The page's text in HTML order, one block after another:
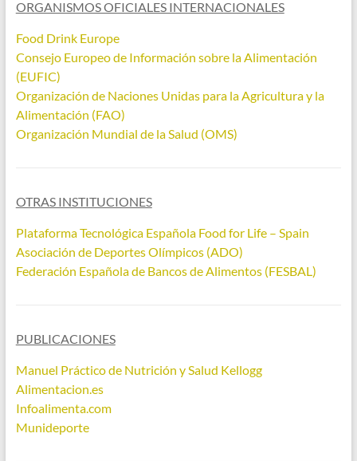
ORGANISMOS OFICIALES INTERNACIONALES
Food Drink Europe
Consejo Europeo de Información sobre la Alimentación
(EUFIC)
Organización de Naciones Unidas para la Agricultura y la
Alimentación (FAO)
Organización Mundial de la Salud (OMS)
OTRAS INSTITUCIONES
Plataforma Tecnológica Española Food for Life – Spain
Asociación de Deportes Olímpicos (ADO)
Federación Española de Bancos de Alimentos (FESBAL)
PUBLICACIONES
Manuel Práctico de Nutrición y Salud Kellogg
Alimentacion.es
Infoalimenta.com
Munideporte